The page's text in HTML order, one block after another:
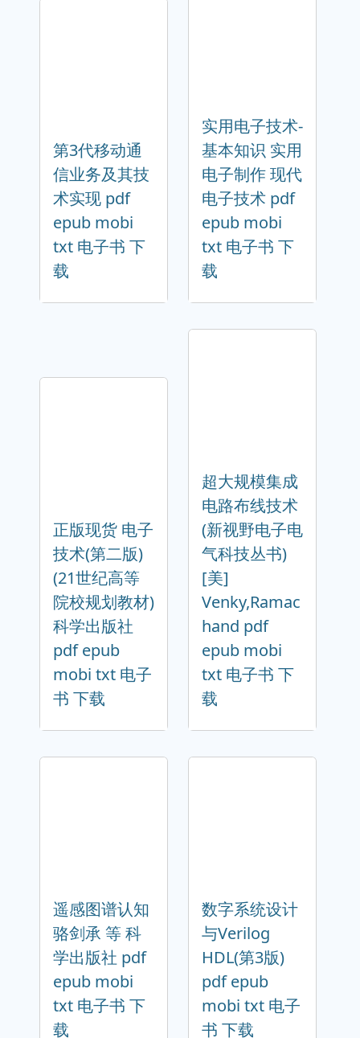
第3代移动通
信业务及其技
术实现 pdf
epub mobi
txt 电子书 下
载
实用电子技术-
基本知识 实用
电子制作 现代
电子技术 pdf
epub mobi
txt 电子书 下
载
正版现货 电子
技术(第二版)
(21世纪高等
院校规划教材)
科学出版社
pdf epub
mobi txt 电子
书 下载
超大规模集成
电路布线技术
(新视野电子电
气科技丛书)
[美]
Venky,Ramac
hand pdf
epub mobi
txt 电子书 下
载
遥感图谱认知
骆剑承 等 科
学出版社 pdf
epub mobi
txt 电子书 下
载
数字系统设计
与Verilog
HDL(第3版)
pdf epub
mobi txt 电子
书 下载